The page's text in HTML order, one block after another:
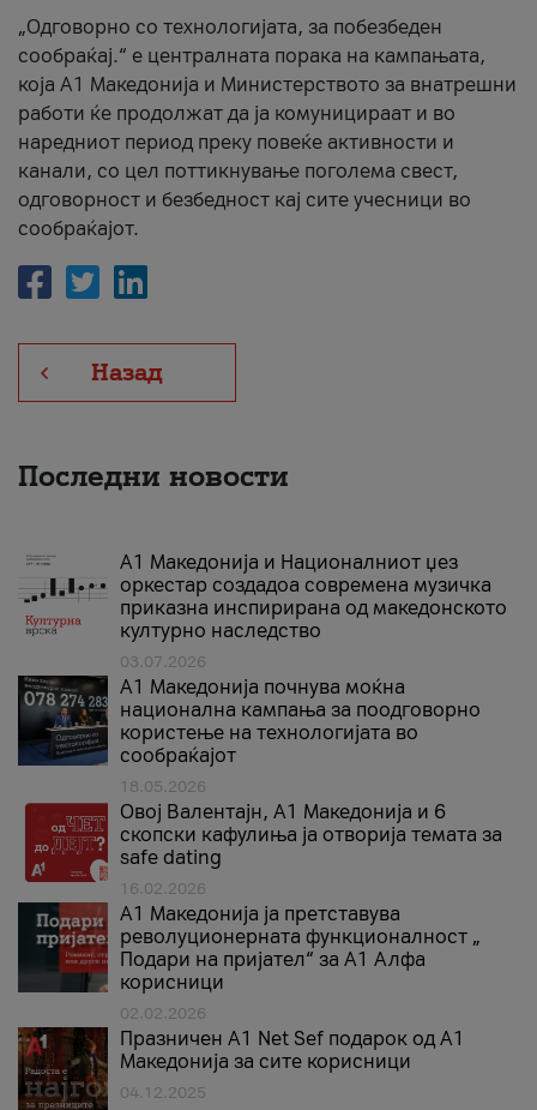
„Одговорно со технологијата, за побезбеден
сообраќај.“ е централната порака на кампањата,
која A1 Македонија и Министерството за внатрешни
работи ќе продолжат да ја комуницираат и во
наредниот период преку повеќе активности и
канали, со цел поттикнување поголема свест,
одговорност и безбедност кај сите учесници во
сообраќајот.
Назад
Последни новости
А1 Македонија и Националниот џез
оркестар создадоа современа музичка
приказна инспирирана од македонското
културно наследство
03.07.2026
A1 Македонија почнува моќна
национална кампања за поодговорно
користење на технологијата во
сообраќајот
18.05.2026
Овој Валентајн, A1 Македонија и 6
скопски кафулиња ја отворија темата за
safe dating
16.02.2026
А1 Македонија ја претставува
револуционерната функционалност „
Подари на пријател“ за А1 Алфа
корисници
02.02.2026
Празничен A1 Net Sеf подарок од А1
Македонија за сите корисници
04.12.2025